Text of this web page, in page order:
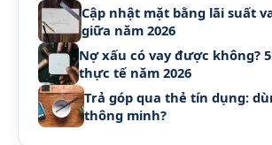
Cập nhật mặt bằng lãi suất
giữa năm 2026
Nợ xấu có vay được không?
thực tế năm 2026
Trả góp qua thẻ tín dụng:
thông minh?